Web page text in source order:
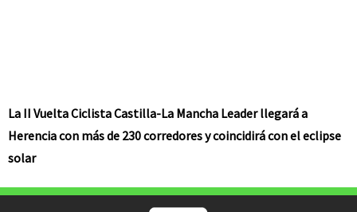
La II Vuelta Ciclista Castilla-La Mancha Leader llegará a
Herencia con más de 230 corredores y coincidirá con el eclipse
solar